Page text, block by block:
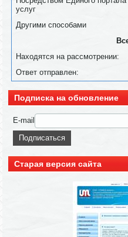
услуг
Другими способами
Находятся на рассмотрении:
Ответ отправлен:
Подписка на обновление
E-mail
Старая версия сайта